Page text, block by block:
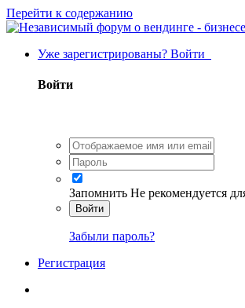
Перейти к содержанию
Уже зарегистрированы? Войти
Войти
Запомнить Не рекомендуется
Войти
Забыли пароль?
Регистрация